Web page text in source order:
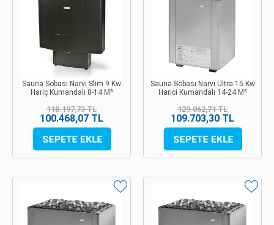
Sauna Sobası Narvi Slim 9 Kw
Hariç Kumandalı 8-14 M³
118.197,73 TL
100.468,07 TL
Sauna Sobası Narvi Ultra 15 Kw
Harici Kumandalı 14-24 M³
129.062,71 TL
109.703,30 TL